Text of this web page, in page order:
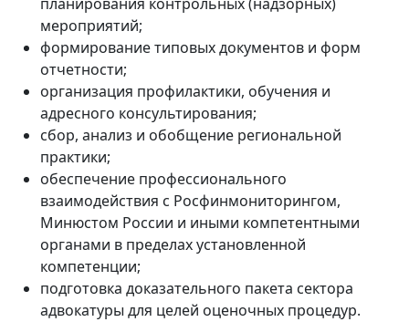
мероприятий;
формирование типовых документов и форм
отчетности;
организация профилактики, обучения и
адресного консультирования;
сбор, анализ и обобщение региональной
практики;
обеспечение профессионального
взаимодействия с Росфинмониторингом,
Минюстом России и иными компетентными
органами в пределах установленной
компетенции;
подготовка доказательного пакета сектора
адвокатуры для целей оценочных процедур.